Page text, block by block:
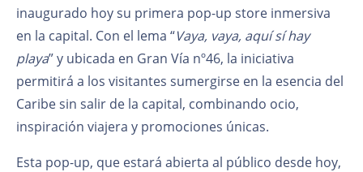
inaugurado hoy su primera pop-up store inmersiva
en la capital. Con el lema “Vaya, vaya, aquí sí hay
playa” y ubicada en Gran Vía nº46, la iniciativa
permitirá a los visitantes sumergirse en la esencia del
Caribe sin salir de la capital, combinando ocio,
inspiración viajera y promociones únicas.
Esta pop-up, que estará abierta al público desde hoy,